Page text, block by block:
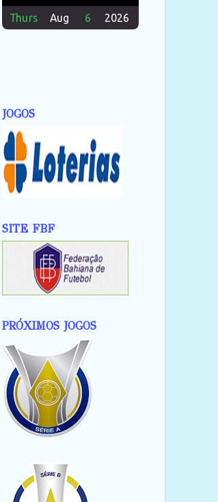
JOGOS
SITE FBF
PRÓXIMOS JOGOS